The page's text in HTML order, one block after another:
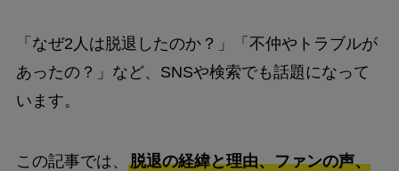
「なぜ2人は脱退したのか？」「不仲やトラブルが
あったの？」など、SNSや検索でも話題になって
います。
この記事では、 脱退の経緯と理由、ファンの声、